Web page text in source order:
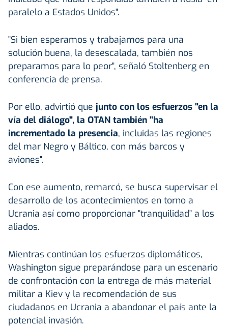
paralelo a Estados Unidos".
"Si bien esperamos y trabajamos para una
solución buena, la desescalada, también nos
preparamos para lo peor", señaló Stoltenberg en
conferencia de prensa.
Por ello, advirtió que junto con los esfuerzos "en la
vía del diálogo", la OTAN también "ha
incrementado la presencia, incluidas las regiones
del mar Negro y Báltico, con más barcos y
aviones".
Con ese aumento, remarcó, se busca supervisar el
desarrollo de los acontecimientos en torno a
Ucrania así como proporcionar "tranquilidad" a los
aliados.
Mientras continúan los esfuerzos diplomáticos,
Washington sigue preparándose para un escenario
de confrontación con la entrega de más material
militar a Kiev y la recomendación de sus
ciudadanos en Ucrania a abandonar el país ante la
potencial invasión.